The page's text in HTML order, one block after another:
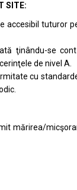
SITE:
tuturor
ţinându-se
de nivel A.
cu
mărirea/